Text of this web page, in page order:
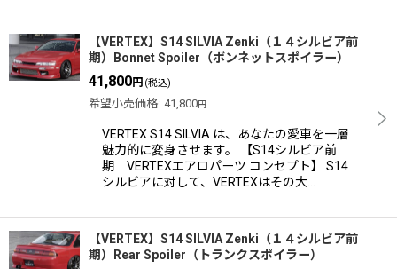
【VERTEX】S14 SILVIA Zenki（１４シルビア前
期）Bonnet Spoiler（ボンネットスポイラー）
41,800円 (税込)
希望小売価格: 41,800円
VERTEX S14 SILVIA は、あなたの愛車を一層
魅力的に変身させます。 【S14シルビア前
期 VERTEXエアロパーツ コンセプト】 S14
シルビアに対して、VERTEXはその大…
【VERTEX】S14 SILVIA Zenki（１４シルビア前
期）Rear Spoiler（トランクスポイラー）